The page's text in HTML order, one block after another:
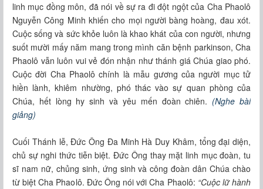
linh mục đồng môn, đã nói về sự ra đi đột ngột của Cha Phaolô
Nguyễn Công Minh khiến cho mọi người bàng hoàng, đau xót.
Cuộc sống và sức khỏe luôn là khao khát của con người, nhưng
suốt mười mấy năm mang trong mình căn bệnh parkinson, Cha
Phaolô vẫn luôn vui vẻ đón nhận như thánh giá Chúa giao phó.
Cuộc đời Cha Phaolô chính là mẫu gương của người mục tử
hiền lành, khiêm nhường, phó thác vào sự quan phòng của
Chúa, hết lòng hy sinh và yêu mến đoàn chiên. (Nghe bài
giảng)
Cuối Thánh lễ, Đức Ông Đa Minh Hà Duy Khâm, tổng đại diện,
chủ sự nghi thức tiễn biệt. Đức Ông thay mặt linh mục đoàn, tu
sĩ nam nữ, chủng sinh, ứng sinh và công đoàn dân Chúa chào
từ biệt Cha Phaolô. Đức Ông nói với Cha Phaolô: “Cuộc lữ hành